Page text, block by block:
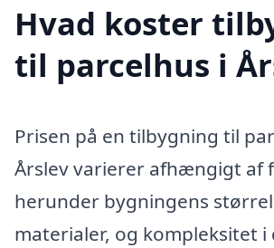
Hvad koster
til parcelhus i
Prisen på en tilbygning til
Årslev varierer afhængigt af
herunder bygningens
materialer, og kompleksitet i